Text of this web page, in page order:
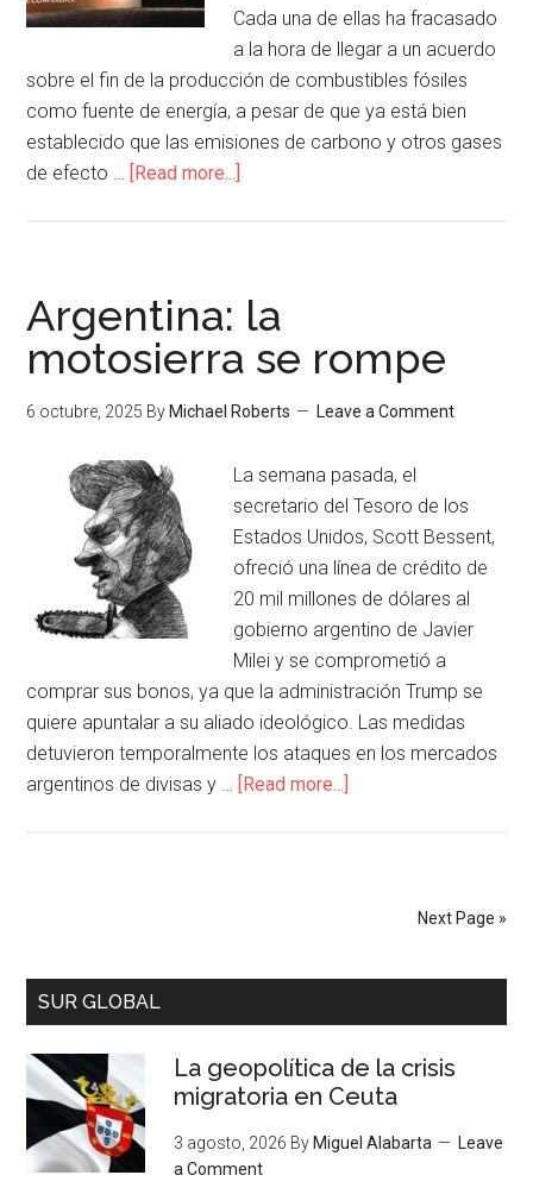
Cada una de ellas ha fracasado
a la hora de llegar a un acuerdo
sobre el fin de la producción de combustibles fósiles
como fuente de energía, a pesar de que ya está bien
establecido que las emisiones de carbono y otros gases
de efecto … [Read more...]
Argentina: la
motosierra se rompe
6 octubre, 2025 By Michael Roberts Leave a Comment
La semana pasada, el
secretario del Tesoro de los
Estados Unidos, Scott Bessent,
ofreció una línea de crédito de
20 mil millones de dólares al
gobierno argentino de Javier
Milei y se comprometió a
comprar sus bonos, ya que la administración Trump se
quiere apuntalar a su aliado ideológico. Las medidas
detuvieron temporalmente los ataques en los mercados
argentinos de divisas y … [Read more...]
Next Page »
SUR GLOBAL
La geopolítica de la crisis
migratoria en Ceuta
3 agosto, 2026 By Miguel Alabarta
Leave
a Comment